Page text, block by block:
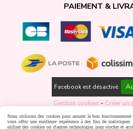
PAIEMENT &
Facebook est désactivé.
Gestion cookies
Créer un
Nous utilisons des cookies pour assurer le bon
vous offrir une meilleure expérience à des fins de
utiliser des cookies ou d'autres technologies pour stocker et